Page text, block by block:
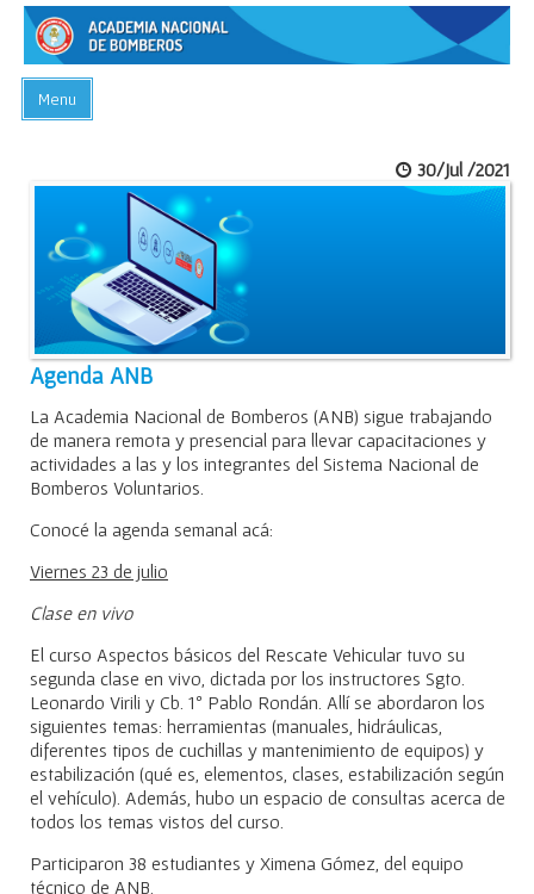
Menu
ACADEMIA
PREGUNTAS FRECUENTES
BIBLIOTECA
EVENTOS
CONTACTO
30/Jul /2021
Agenda ANB
La Academia Nacional de Bomberos (ANB) sigue trabajando
de manera remota y presencial para llevar capacitaciones y
actividades a las y los integrantes del Sistema Nacional de
Bomberos Voluntarios.
Conocé la agenda semanal acá:
Viernes 23 de julio
Clase en vivo
El curso Aspectos básicos del Rescate Vehicular tuvo su
segunda clase en vivo, dictada por los instructores Sgto.
Leonardo Virili y Cb. 1º Pablo Rondán. Allí se abordaron los
siguientes temas: herramientas (manuales, hidráulicas,
diferentes tipos de cuchillas y mantenimiento de equipos) y
estabilización (qué es, elementos, clases, estabilización según
el vehículo). Además, hubo un espacio de consultas acerca de
todos los temas vistos del curso.
Participaron 38 estudiantes y Ximena Gómez, del equipo
técnico de ANB.